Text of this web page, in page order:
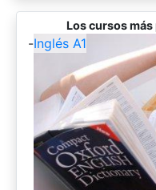
Los cursos
-Inglés A1